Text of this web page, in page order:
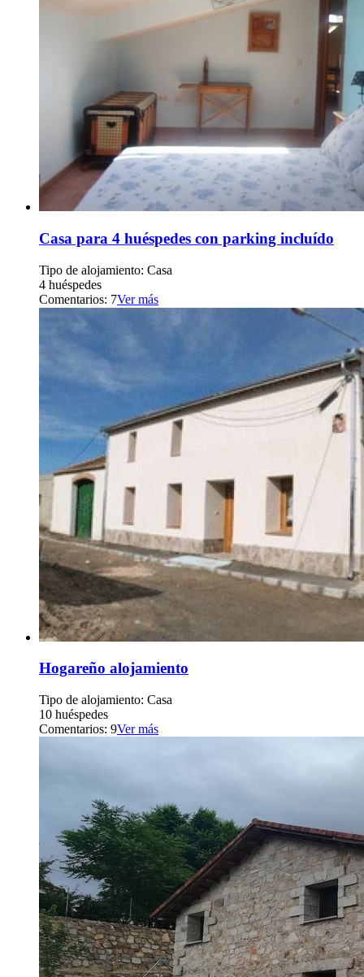
Casa para 4 huéspedes con parking incluído
Tipo de alojamiento: Casa
4 huéspedes
Comentarios: 7Ver más
Hogareño alojamiento
Tipo de alojamiento: Casa
10 huéspedes
Comentarios: 9Ver más